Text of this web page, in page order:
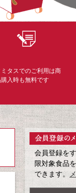
ミタスでのご利用は商
購入時も無料です
会員登録を
限対象食品
できます。